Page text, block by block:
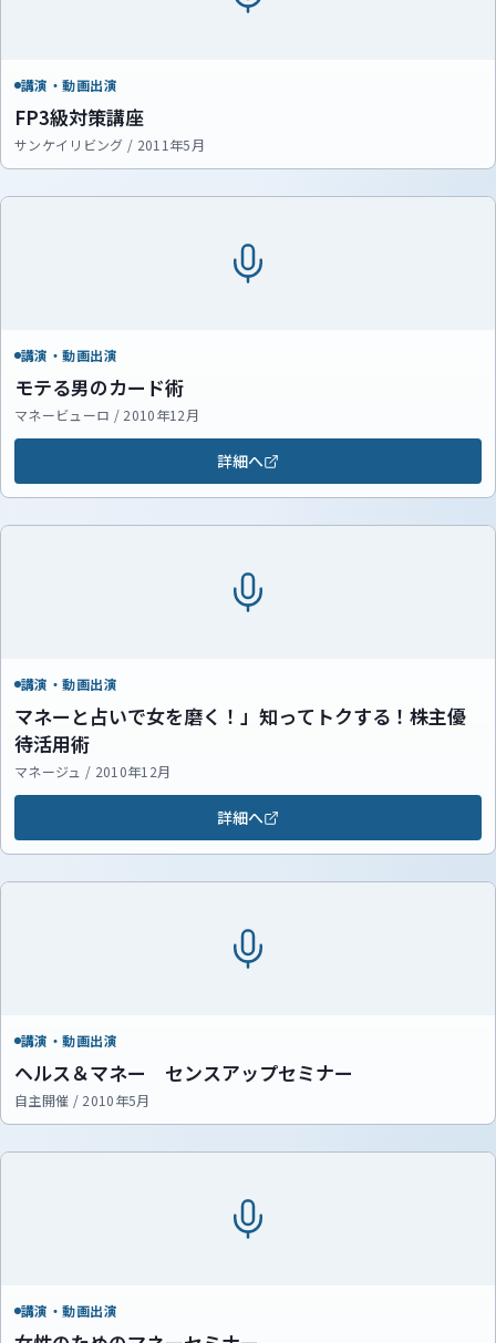
講演・動画出演
FP3級対策講座
サンケイリビング / 2011年5月
講演・動画出演
モテる男のカード術
マネービューロ / 2010年12月
詳細へ
講演・動画出演
マネーと占いで女を磨く！」知ってトクする！株主優
待活用術
マネージュ / 2010年12月
詳細へ
講演・動画出演
ヘルス＆マネー センスアップセミナー
自主開催 / 2010年5月
講演・動画出演